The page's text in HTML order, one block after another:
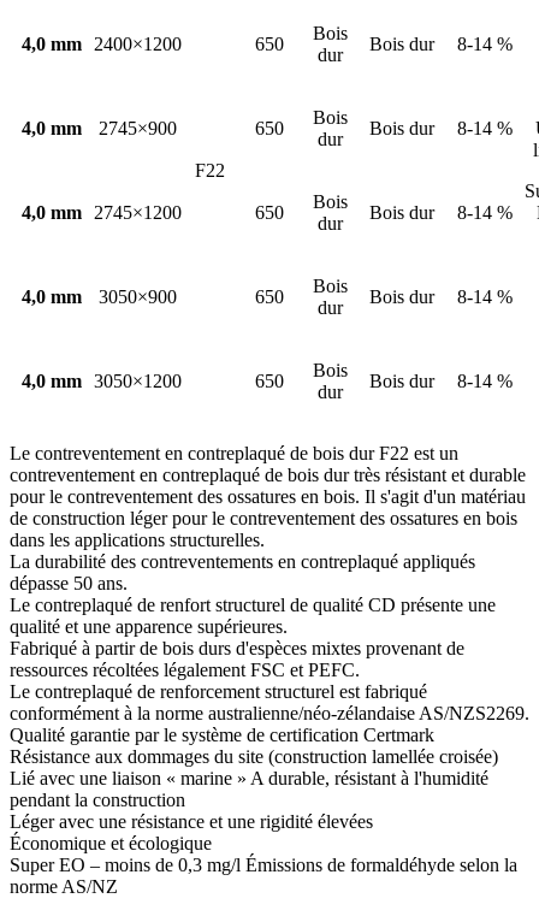
F22
4,0 mm 2400×1200 650
Bois
dur
Bois dur 8-14 %
4,0 mm 2745×900 650
Bois
dur
Bois dur 8-14 %
4,0 mm 2745×1200 650
Bois
dur
Bois dur 8-14 %
4,0 mm 3050×900 650
Bois
dur
Bois dur 8-14 %
4,0 mm 3050×1200 650
Bois
dur
Bois dur 8-14 %
Le contreventement en contreplaqué de bois dur F22 est un
contreventement en contreplaqué de bois dur très résistant et durable
pour le contreventement des ossatures en bois. Il s'agit d'un matériau
de construction léger pour le contreventement des ossatures en bois
dans les applications structurelles.
La durabilité des contreventements en contreplaqué appliqués
dépasse 50 ans.
Le contreplaqué de renfort structurel de qualité CD présente une
qualité et une apparence supérieures.
Fabriqué à partir de bois durs d'espèces mixtes provenant de
ressources récoltées légalement FSC et PEFC.
Le contreplaqué de renforcement structurel est fabriqué
conformément à la norme australienne/néo-zélandaise AS/NZS2269.
Qualité garantie par le système de certification Certmark
Résistance aux dommages du site (construction lamellée croisée)
Lié avec une liaison « marine » A durable, résistant à l'humidité
pendant la construction
Léger avec une résistance et une rigidité élevées
Économique et écologique
Super EO – moins de 0,3 mg/l Émissions de formaldéhyde selon la
norme AS/NZ